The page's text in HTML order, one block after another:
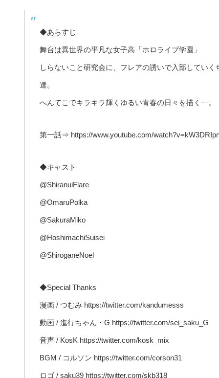
◆あらすじ
舞台は異世界の平凡な女子高「ホロライブ学園」
しらないこと研究会に、フレアの誘いで入部してい
達。
へんてこでキラキラ輝くゆるい青春の日々を描く―。
第一話⇒ https://www.youtube.com/
◆キャスト
@ShiranuiFlare
@OmaruPolka
@SakuraMiko
@HoshimachiSuisei
@ShiroganeNoel
◆Special Thanks
漫画 / つむみ https://twitter.com/kandumesss
動画 / 進行ちゃん・G https://twitter.com/sei_saku_G
音声 / KosK https://twitter.com/kosk_mix
BGM / コルソン https://twitter.com/corson31
ロゴ / saku39 https://twitter.com/skb318